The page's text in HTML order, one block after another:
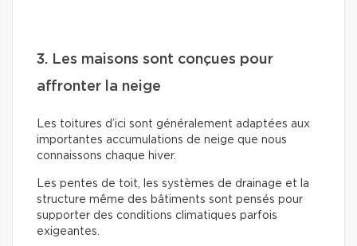
3. Les maisons sont conçues pour
affronter la neige
Les toitures d’ici sont généralement adaptées aux
importantes accumulations de neige que nous
connaissons chaque hiver.
Les pentes de toit, les systèmes de drainage et la
structure même des bâtiments sont pensés pour
supporter des conditions climatiques parfois
exigeantes.